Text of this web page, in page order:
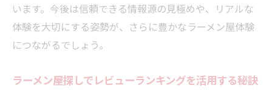
います。今後は信頼できる情報源の見極めや、リアルな
体験を大切にする姿勢が、さらに豊かなラーメン屋体験
につながるでしょう。
ラーメン屋探しでレビューランキングを活用する秘訣